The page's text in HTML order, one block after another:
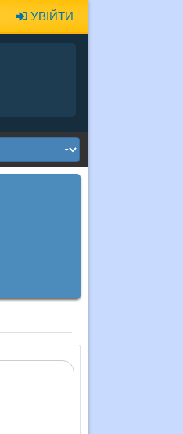
УВІЙТИ